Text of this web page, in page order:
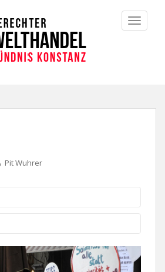
Pit Wuhrer